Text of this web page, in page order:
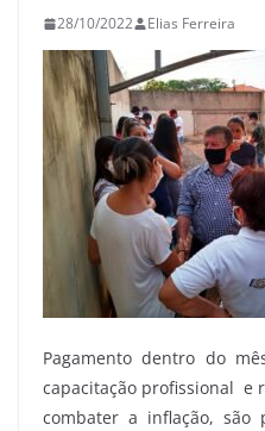
28/10/2022 Elias Ferreira
Pagamento dentro do
capacitação profissional e
combater a inflação, são